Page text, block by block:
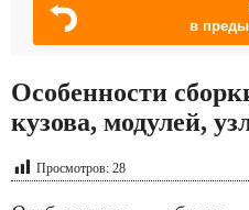
в
Особенности
кузова, модулей,
Просмотров: 28